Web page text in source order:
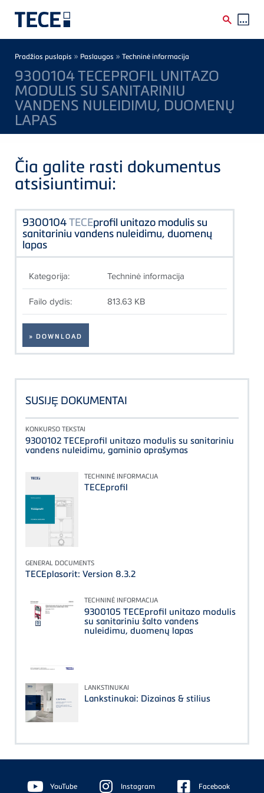
Breadcrumb
Pradžios puslapis » Paslaugos » Techninė informacija
9300104 TECEPROFIL UNITAZO
MODULIS SU SANITARINIU
VANDENS NULEIDIMU, DUOMENŲ
LAPAS
Čia galite rasti dokumentus
atsisiuntimui:
9300104TECEprofil unitazo modulis su
sanitariniu vandens nuleidimu, duomenų
lapas
Kategorija: Techninė informacija
Failo dydis: 813.63 KB
» DOWNLOAD
SUSIJȨ DOKUMENTAI
KONKURSO TEKSTAI
9300102 TECEprofil unitazo modulis su sanitariniu
vandens nuleidimu, gaminio aprašymas
TECHNINĖ INFORMACIJA
TECEprofil
GENERAL DOCUMENTS
TECEplasorit: Version 8.3.2
TECHNINĖ INFORMACIJA
9300105 TECEprofil unitazo modulis
su sanitariniu šalto vandens
nuleidimu, duomenų lapas
LANKSTINUKAI
Lankstinukai: Dizainas & stilius
Floating
Sidebar YouTube Instagram Facebook